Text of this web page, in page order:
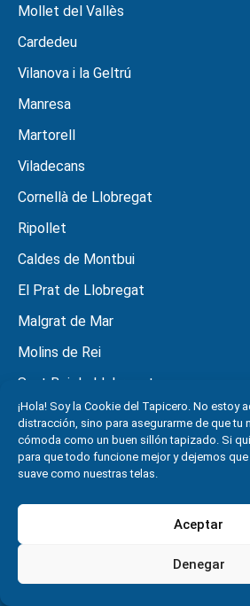
¡Hola! Soy la Cookie del Tapicero. No estoy
distracción, sino para asegurarme de que tu
cómoda como un buen sillón tapizado. Si
para que todo funcione mejor y dejemos que
suave como nuestras telas.
Aceptar
Denegar
Mollet del Vallès
Cardedeu
Vilanova i la Geltrú
Manresa
Martorell
Viladecans
Cornellà de Llobregat
Ripollet
Caldes de Montbui
El Prat de Llobregat
Malgrat de Mar
Molins de Rei
Sant Boi de Llobregat
Sant Cugat del Vallés
Sant Joan Despí
Poblenou
Gavà
Esplugues de Llobregat